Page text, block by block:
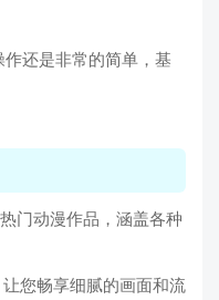
还是非常的简单，基
门动漫作品，涵盖各种
您畅享细腻的画面和流